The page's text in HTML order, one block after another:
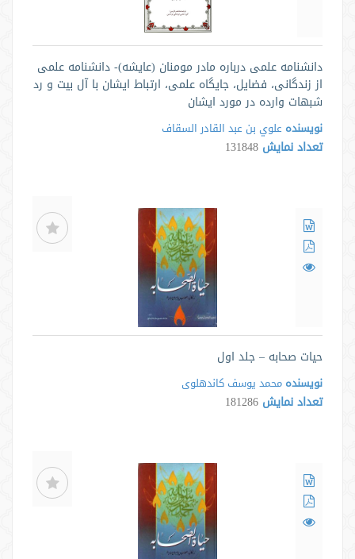
دانشنامه علمی درباره مادر مومنان (عایشه)- دانشنامه علمی
از زندگانی، فضایل، جایگاه علمی، ارتباط ایشان با آل بیت و رد
شبھات وارده در مورد ایشان
نویسنده علوي بن عبد القادر السقاف
تعداد نمایش 131848
حیات صحابه – جلد اول
نویسنده محمد یوسف کاندهلوی
تعداد نمایش 181286